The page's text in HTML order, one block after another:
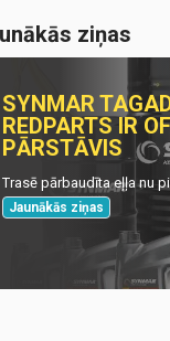
ziņas
SYNMAR
REDPARTS IR
PĀRSTĀVIS
Trasē pārbaudīta eļļa nu
Jaunākās ziņas